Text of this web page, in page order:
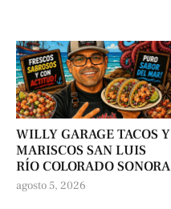
WILLY GARAGE TACOS Y
MARISCOS SAN LUIS
RÍO COLORADO SONORA
agosto 5, 2026